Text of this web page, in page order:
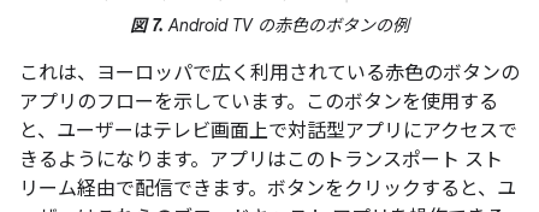
図 7. Android TV の赤色のボタンの例
これは、ヨーロッパで広く利用されている赤色のボタンの
アプリのフローを示しています。このボタンを使用する
と、ユーザーはテレビ画面上で対話型アプリにアクセスで
きるようになります。アプリはこのトランスポート スト
リーム経由で配信できます。ボタンをクリックすると、ユ